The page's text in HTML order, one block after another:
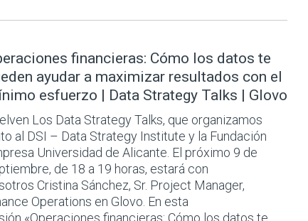
financieras: Cómo los datos te
ayudar a maximizar resultados con el
esfuerzo | Data Strategy Talks | Glovo
Los Data Strategy Talks, que organizamos
al DSI – Data Strategy Institute y la Fundación
Universidad de Alicante. El próximo 9 de
de 18 a 19 horas, estará con
Cristina Sánchez, Sr. Project Manager,
Operations en Glovo. En esta
«Operaciones financieras: Cómo los datos te